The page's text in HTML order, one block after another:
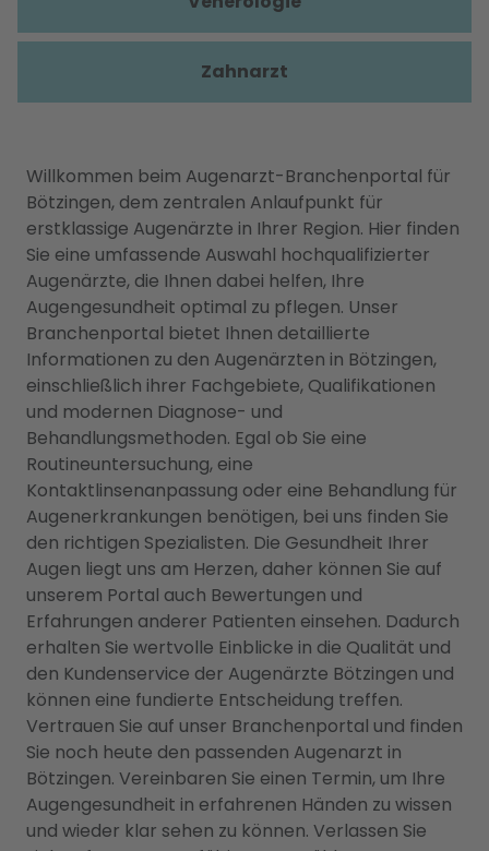
Willkommen beim Augenarzt-Branchenportal für
Bötzingen, dem zentralen Anlaufpunkt für
erstklassige Augenärzte in Ihrer Region. Hier finden
Sie eine umfassende Auswahl hochqualifizierter
Augenärzte, die Ihnen dabei helfen, Ihre
Augengesundheit optimal zu pflegen. Unser
Branchenportal bietet Ihnen detaillierte
Informationen zu den Augenärzten in Bötzingen,
einschließlich ihrer Fachgebiete, Qualifikationen
und modernen Diagnose- und
Behandlungsmethoden. Egal ob Sie eine
Routineuntersuchung, eine
Kontaktlinsenanpassung oder eine Behandlung für
Augenerkrankungen benötigen, bei uns finden Sie
den richtigen Spezialisten. Die Gesundheit Ihrer
Augen liegt uns am Herzen, daher können Sie auf
unserem Portal auch Bewertungen und
Erfahrungen anderer Patienten einsehen. Dadurch
erhalten Sie wertvolle Einblicke in die Qualität und
den Kundenservice der Augenärzte Bötzingen und
können eine fundierte Entscheidung treffen.
Vertrauen Sie auf unser Branchenportal und finden
Sie noch heute den passenden Augenarzt in
Bötzingen. Vereinbaren Sie einen Termin, um Ihre
Augengesundheit in erfahrenen Händen zu wissen
und wieder klar sehen zu können. Verlassen Sie
Zahnarzt